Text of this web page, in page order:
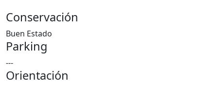
Conservación
Buen Estado
Parking
---
Orientación